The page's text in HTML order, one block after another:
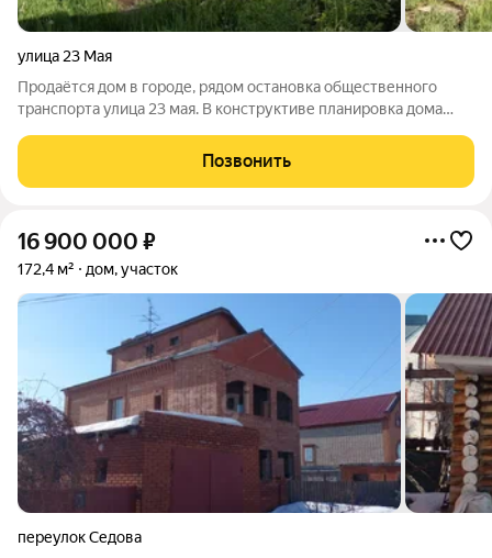
улица 23 Мая
Продаётся дом в городе, рядом остановка общественного
транспорта улица 23 мая. В конструктиве планировка дома
Материал стен спальной комнаты брус, утеплён, обшит
сайдингом, кухня гостиная из
Позвонить
16 900 000 ₽
172,4 м² дом, участок
переулок Седова